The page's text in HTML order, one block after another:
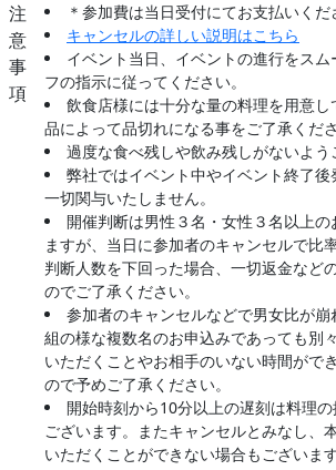
注
意
事
項
＊参加費は当日受付にてお支払いくだ
キャンセルの詳しい説明はこちら
イベント当日、イベントの進行をス
フの指示に従ってください。
飲食店様には十分な量の料理を用意
品によって品切れになる事をご了承くださ
過度な食べ残しや飲み残しがないよう
弊社ではイベント中やイベント終了
一切関与いたしません。
開催判断は男性３名・女性３名以上の
ますが、当日に参加者のキャンセルで比
判断人数を下回った場合、一切返金など
のでご了承ください。
参加者のキャンセルなどで男女比が
組の様な複数名のお申込みであっても別
いただくことやお相手のいない時間がで
ので予めご了承ください。
開始時刻から10分以上の遅刻は料理
ございます。またキャンセルとみなし、
いただくことができない場合もございま